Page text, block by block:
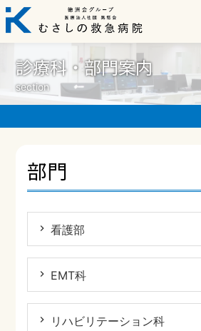
診療科・部門案内
section
部門
看護部
EMT科
リハビリテーション科